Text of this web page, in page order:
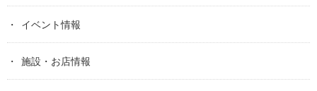
イベント情報
施設・お店情報